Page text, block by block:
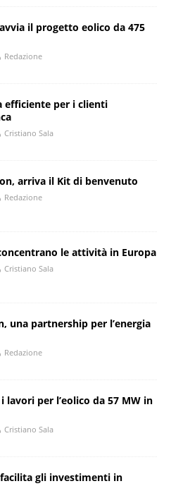
avvia il progetto eolico da 475
Redazione
efficiente per i clienti
Cristiano Sala
arriva il Kit di benvenuto
Redazione
le attività in Europa
Cristiano Sala
una partnership per l’energia
Redazione
lavori per l’eolico da 57 MW in
Cristiano Sala
facilita gli investimenti in